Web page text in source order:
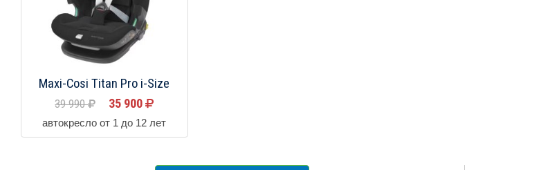
Maxi-Cosi Titan Pro i-Size
39 990 35 900
автокресло от 1 до 12 лет